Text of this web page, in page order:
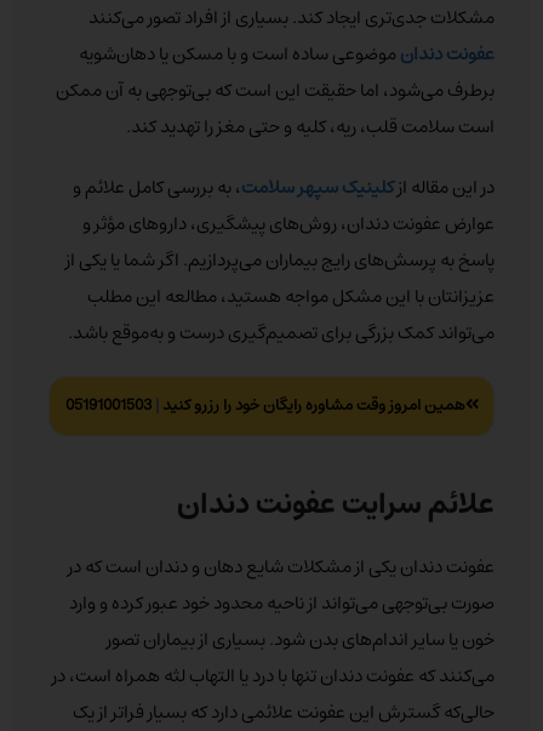
مشکلات جدی‌تری ایجاد کند. بسیاری از افراد تصور می‌کنند
عفونت دندانموضوعی ساده است و با مسکن یا دهان‌شویه
برطرف می‌شود، اما حقیقت این است که بی‌توجهی به آن ممکن
است سلامت قلب، ریه، کلیه و حتی مغز را تهدید کند.
در این مقاله ازکلینیک سپهر سلامت، به بررسی کامل علائم و
عوارض عفونت دندان، روش‌های پیشگیری، داروهای مؤثر و
پاسخ به پرسش‌های رایج بیماران می‌پردازیم. اگر شما یا یکی از
عزیزانتان با این مشکل مواجه هستید، مطالعه این مطلب
می‌تواند کمک بزرگی برای تصمیم‌گیری درست و به‌موقع باشد.
همین امروز وقت مشاوره رایگان خود را رزرو کنید|
05191001503
علائم سرایت عفونت دندان
عفونت دندان یکی از مشکلات شایع دهان و دندان است که در
صورت بی‌توجهی می‌تواند از ناحیه محدود خود عبور کرده و وارد
خون یا سایر اندام‌های بدن شود. بسیاری از بیماران تصور
می‌کنند که عفونت دندان تنها با درد یا التهاب لثه همراه است، در
حالی‌که گسترش این عفونت علائمی دارد که بسیار فراتر از یک